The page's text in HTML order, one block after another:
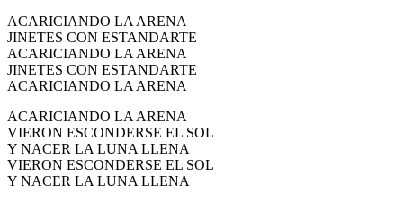
ACARICIANDO LA ARENA
JINETES CON ESTANDARTE
ACARICIANDO LA ARENA
JINETES CON ESTANDARTE
ACARICIANDO LA ARENA
ACARICIANDO LA ARENA
VIERON ESCONDERSE EL SOL
Y NACER LA LUNA LLENA
VIERON ESCONDERSE EL SOL
Y NACER LA LUNA LLENA